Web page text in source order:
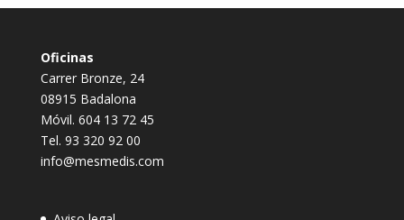
Oficinas
Carrer Bronze, 24
08915 Badalona
Móvil. 604 13 72 45
Tel. 93 320 92 00
info@mesmedis.com